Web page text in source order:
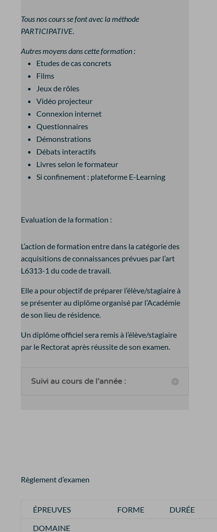
Tous nos cours se font avec la méthode
PARTICIPATIVE.
Autres moyens dans cette formation :
Etudes de cas concrets
Films
Jeux de rôles
Vidéo projecteur
Connexion internet
Questionnaires
Démonstrations
Débats interactifs
Livres selon le formateur
Si confinement : plateforme E-Learning
Evaluation de la formation :
L’action de formation entre dans la catégorie des
acquisitions de connaissances prévues par l’art
L6313-1 du code de travail.
Elle a pour objectif de préparer l’élève/stagiaire à
se présenter au diplôme organisé par l’Académie
de son lieu de résidence.
Un diplôme officiel sera remis à l’élève/stagiaire
par le Rectorat après réussite de son examen.
Suivi au cours de l’année :
Règlement d’examen
ÉPREUVES FORME
DURÉE
DOMAINE